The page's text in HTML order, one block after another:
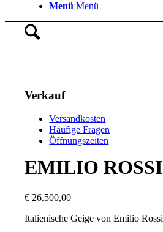
Menü Menü
Verkauf
Versandkosten
Häufige Fragen
Öffnungszeiten
EMILIO ROSSI
€ 26.500,00
Italienische Geige von Emilio Rossi